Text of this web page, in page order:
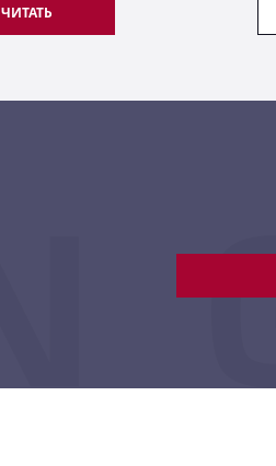
ЧИТАТЬ